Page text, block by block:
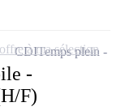
-
F)
CDITemps plein
à ma sélection